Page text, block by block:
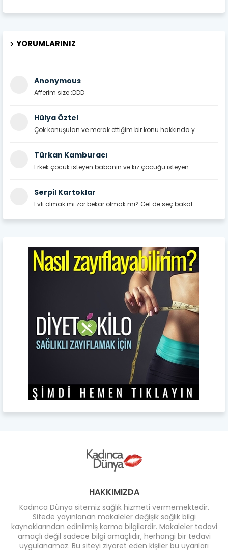
YORUMLARINIZ
Anonymous
Afferim size :DDD
Hülya Öztel
Çok konuşulan ve merak ettiğim bir konu hakkında y...
Türkan Kamburacı
Erkek çocuk isteyen babanın ve kız çocuğu isteyen ...
Serpil Kartoklar
Evli olmak mı zor bekar olmak mı? Gel de seç bakal...
HAKKIMIZDA
Kadınca Dünya sitemiz sağlık hizmeti vermemektedir.
Sitede yayınlanan makaleler değişik sağlık bilgi
kaynaklarından edinilmiş karma bilgilerdir. Makaleler tedavi
amaçlı değil sadece bilgi amaçlıdır, herhangi bir tedavi
uygulanamaz. Bu siteyi ziyaret eden kişiler bu uyarıları